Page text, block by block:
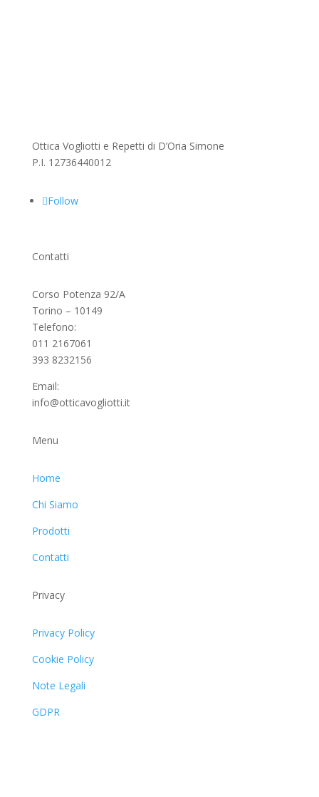
Ottica Vogliotti e Repetti di D’Oria Simone
P.I. 12736440012
Follow
Contatti
Corso Potenza 92/A
Torino – 10149
Telefono:
011 2167061
393 8232156
Email:
info@otticavogliotti.it
Menu
Home
Chi Siamo
Prodotti
Contatti
Privacy
Privacy Policy
Cookie Policy
Note Legali
GDPR